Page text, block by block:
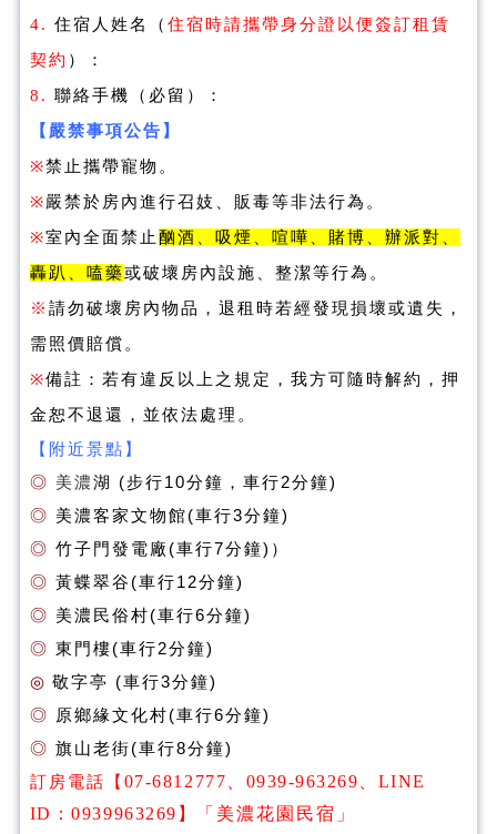
4. 住宿人姓名（ 住宿時請攜帶身分證以便簽訂租賃
契約 ）：
8. 聯絡手機（必留）：
【嚴禁事項公告】
※禁止攜帶寵物。
※嚴禁於房內進行召妓、販毒等非法行為。
※室內全面禁止 酗酒、吸煙、喧嘩、賭博、辦派對、
轟趴、嗑藥或破壞房內設施、整潔等行為。
※ 請勿破壞房內物品，退租時若經發現損壞或遺失，
需照價賠償。
※備註：若有違反以上之規定，我方可隨時解約，押
金恕不退還，並依法處理。
【附近景點】
◎ 美濃湖 (步行10分鐘，車行2分鐘)
◎ 美濃客家文物館(車行3分鐘)
◎ 竹子門發電廠(車行7分鐘)）
◎ 黃蝶翠谷(車行12分鐘)
◎ 美濃民俗村(車行6分鐘)
◎ 東門樓(車行2分鐘)
◎ 敬字亭 (車行3分鐘)
◎
原鄉緣文化村(車行6分鐘)
◎ 旗山老街(車行8分鐘)
訂房電話【 07-6812777、0939-963269
LINE
ID：0939963269 】 「美濃花園民宿」